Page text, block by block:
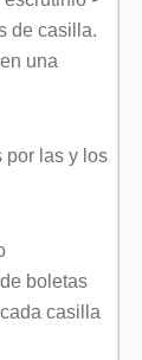
de casilla.
una
por las y los
boletas
casilla